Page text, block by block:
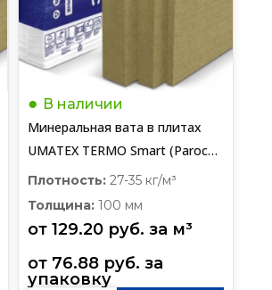
В наличии
Минеральная вата в плитах
UMATEX TERMO Smart (Paroc
Extra) (1220*610*100 мм)
Плотность:27-35 кг/м³
Толщина:100 мм
от 129.20 руб. за м³
от 76.88 руб.
упаковку